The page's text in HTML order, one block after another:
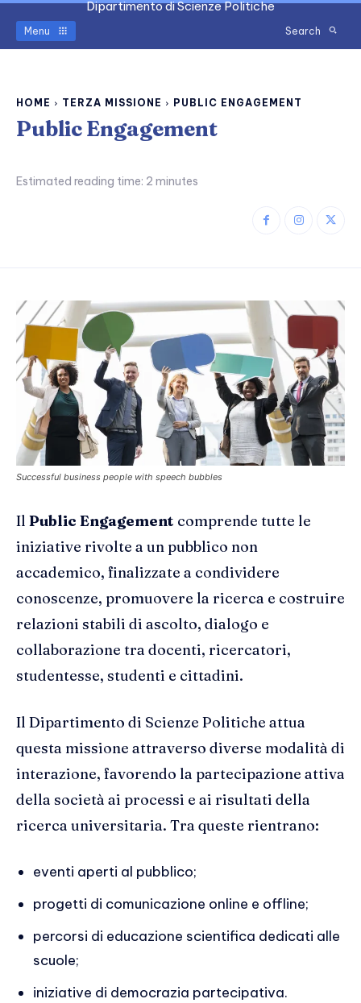
Dipartimento di Scienze Politiche
Menu Search
HOME TERZA MISSIONE PUBLIC ENGAGEMENT
Public Engagement
Estimated reading time: 2 minutes
Successful business people with speech bubbles
Il Public Engagement comprende tutte le
iniziative rivolte a un pubblico non
accademico, finalizzate a condividere
conoscenze, promuovere la ricerca e costruire
relazioni stabili di ascolto, dialogo e
collaborazione tra docenti, ricercatori,
studentesse, studenti e cittadini.
Il Dipartimento di Scienze Politiche attua
questa missione attraverso diverse modalità di
interazione, favorendo la partecipazione attiva
della società ai processi e ai risultati della
ricerca universitaria. Tra queste rientrano:
eventi aperti al pubblico;
progetti di comunicazione online e offline;
percorsi di educazione scientifica dedicati alle
scuole;
iniziative di democrazia partecipativa.